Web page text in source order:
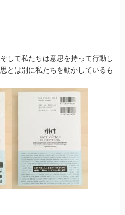
して私たちは意思を持って行動し
とは別に私たちを動かしているも